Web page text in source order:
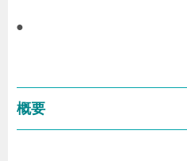
●
概要